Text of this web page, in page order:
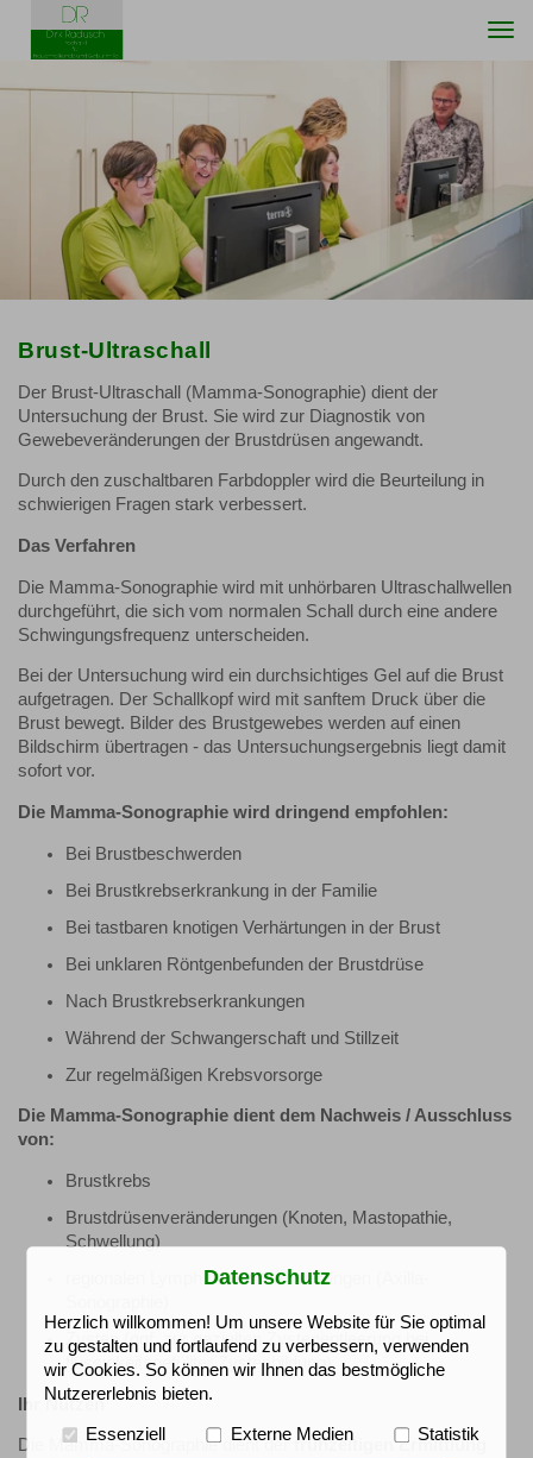
Brust-Ultraschall
Der Brust-Ultraschall (Mamma-Sonographie) dient der
Untersuchung der Brust. Sie wird zur Diagnostik von
Gewebeveränderungen der Brustdrüsen angewandt.
Durch den zuschaltbaren Farbdoppler wird die Beurteilung in
schwierigen Fragen stark verbessert.
Das Verfahren
Die Mamma-Sonographie wird mit unhörbaren Ultraschallwellen
durchgeführt, die sich vom normalen Schall durch eine andere
Schwingungsfrequenz unterscheiden.
Bei der Untersuchung wird ein durchsichtiges Gel auf die Brust
aufgetragen. Der Schallkopf wird mit sanftem Druck über die
Brust bewegt. Bilder des Brustgewebes werden auf einen
Bildschirm übertragen - das Untersuchungsergebnis liegt damit
sofort vor.
Die Mamma-Sonographie wird dringend empfohlen:
Bei Brustbeschwerden
Bei Brustkrebserkrankung in der Familie
Bei tastbaren knotigen Verhärtungen in der Brust
Bei unklaren Röntgenbefunden der Brustdrüse
Nach Brustkrebserkrankungen
Während der Schwangerschaft und Stillzeit
Zur regelmäßigen Krebsvorsorge
Die Mamma-Sonographie dient dem Nachweis / Ausschluss
von:
Brustkrebs
Brustdrüsenveränderungen (Knoten, Mastopathie,
Schwellung)
regionalen Lymphknotenveränderungen (Axilla-
Zysten (ggf. zur gezielten Zystenentleerung bei
flüssigkeitsgefüllter Zystenbildung)
Ihr Nutzen
Die Mamma-Sonographie dient der frühzeitigen Ermittlung
Datenschutz
Herzlich willkommen! Um unsere Website für Sie optimal
zu gestalten und fortlaufend zu verbessern, verwenden
wir Cookies. So können wir Ihnen das bestmögliche
Nutzererlebnis bieten.
Essenziell Externe Medien Statistik